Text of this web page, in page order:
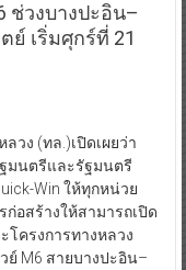
ช่วงบางปะอิน–
ย์ เริ่มศุกร์ที่ 21
วง (ทล.)เปิดเผยว่า
มนตรีและรัฐมนตรี
Win ให้ทุกหน่วย
ก่อสร้างให้สามารถเปิด
โครงการทางหลวง
ย์ M6 สายบางปะอิน–